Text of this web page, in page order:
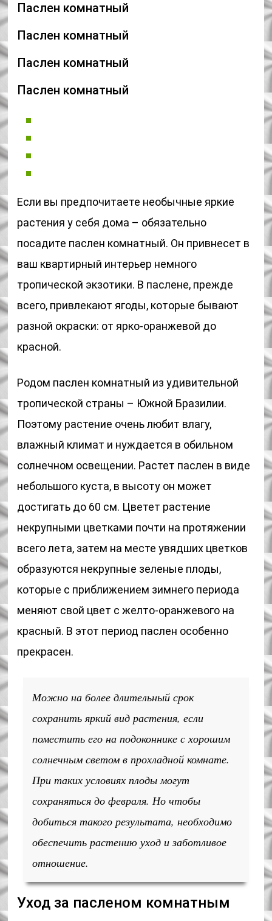
Паслен комнатный
Паслен комнатный
Паслен комнатный
Паслен комнатный
Если вы предпочитаете необычные яркие
растения у себя дома – обязательно
посадите паслен комнатный. Он привнесет в
ваш квартирный интерьер немного
тропической экзотики. В паслене, прежде
всего, привлекают ягоды, которые бывают
разной окраски: от ярко-оранжевой до
красной.
Родом паслен комнатный из удивительной
тропической страны – Южной Бразилии.
Поэтому растение очень любит влагу,
влажный климат и нуждается в обильном
солнечном освещении. Растет паслен в виде
небольшого куста, в высоту он может
достигать до 60 см. Цветет растение
некрупными цветками почти на протяжении
всего лета, затем на месте увядших цветков
образуются некрупные зеленые плоды,
которые с приближением зимнего периода
меняют свой цвет с желто-оранжевого на
красный. В этот период паслен особенно
прекрасен.
Можно на более длительный срок
сохранить яркий вид растения, если
поместить его на подоконнике с хорошим
солнечным светом в прохладной комнате.
При таких условиях плоды могут
сохраняться до февраля. Но чтобы
добиться такого результата, необходимо
обеспечить растению уход и заботливое
отношение.
Уход за пасленом комнатным